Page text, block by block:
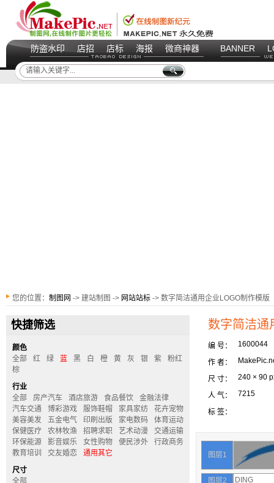
防盗水印 店招 店标 海报 微商神器 BANNER
您的位置： 制图网 -> 建站制图 -> 网站站标 -> 数字简洁通用企业LOGO制作模版
快捷筛选
颜色
全部
红 绿 蓝 黑 白 橙 黄 灰 银 紫
粉红
棕
行业
全部
房产汽车 酒店旅游 食品餐饮
金融法律
汽车交通
博彩游戏 服饰鞋帽 家具家纺
花卉宠物
美容美发
五金电气 印刷出版 家电数码
体育运动
保健医疗
农林牧渔 招聘求职 艺术动漫
交通运输
环保能源
影音娱乐 女性购物 便民涉外
行政商务
教育培训
交友婚恋
通用其它
尺寸
全部
数字简洁通
编 号： 1600044
作 者：
尺 寸： 240 × 90
人 气： 7215
标 签：
图层1
图层2